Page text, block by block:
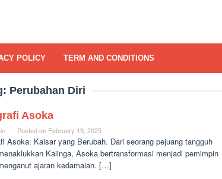
POLICY TERM AND CONDITIONS
Perubahan Diri
Asoka
Posted on February 19, 2025
Asoka: Kaisar yang Berubah. Dari seorang pejuang tangguh
Kalinga, Asoka bertransformasi menjadi pemimpin
ajaran kedamaian. […]